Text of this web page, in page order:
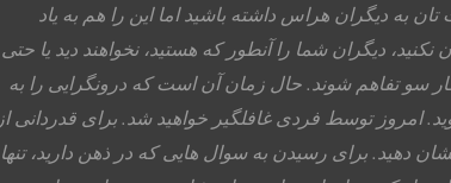
به دیگران هراس داشته باشید اما این را هم به یاد
نکنید، دیگران شما را آنطور که هستید، نخواهند دید یا حتی
سو تفاهم شوند. حال زمان آن است که درونگرایی را به
امروز توسط فردی غافلگیر خواهید شد. برای قدردانی از
دهید. برای رسیدن به سوال هایی که در ذهن دارید، تنها